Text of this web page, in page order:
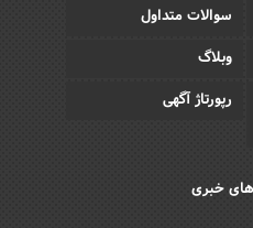
سوالات متداول
وبلاگ
رپورتاژ آگهی
خبری